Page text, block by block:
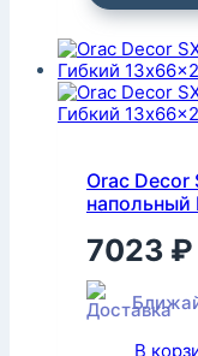
Orac Decor
7023 ₽
В